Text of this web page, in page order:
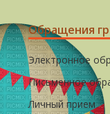
Обращения
Электронное
Письменное
Личный прием